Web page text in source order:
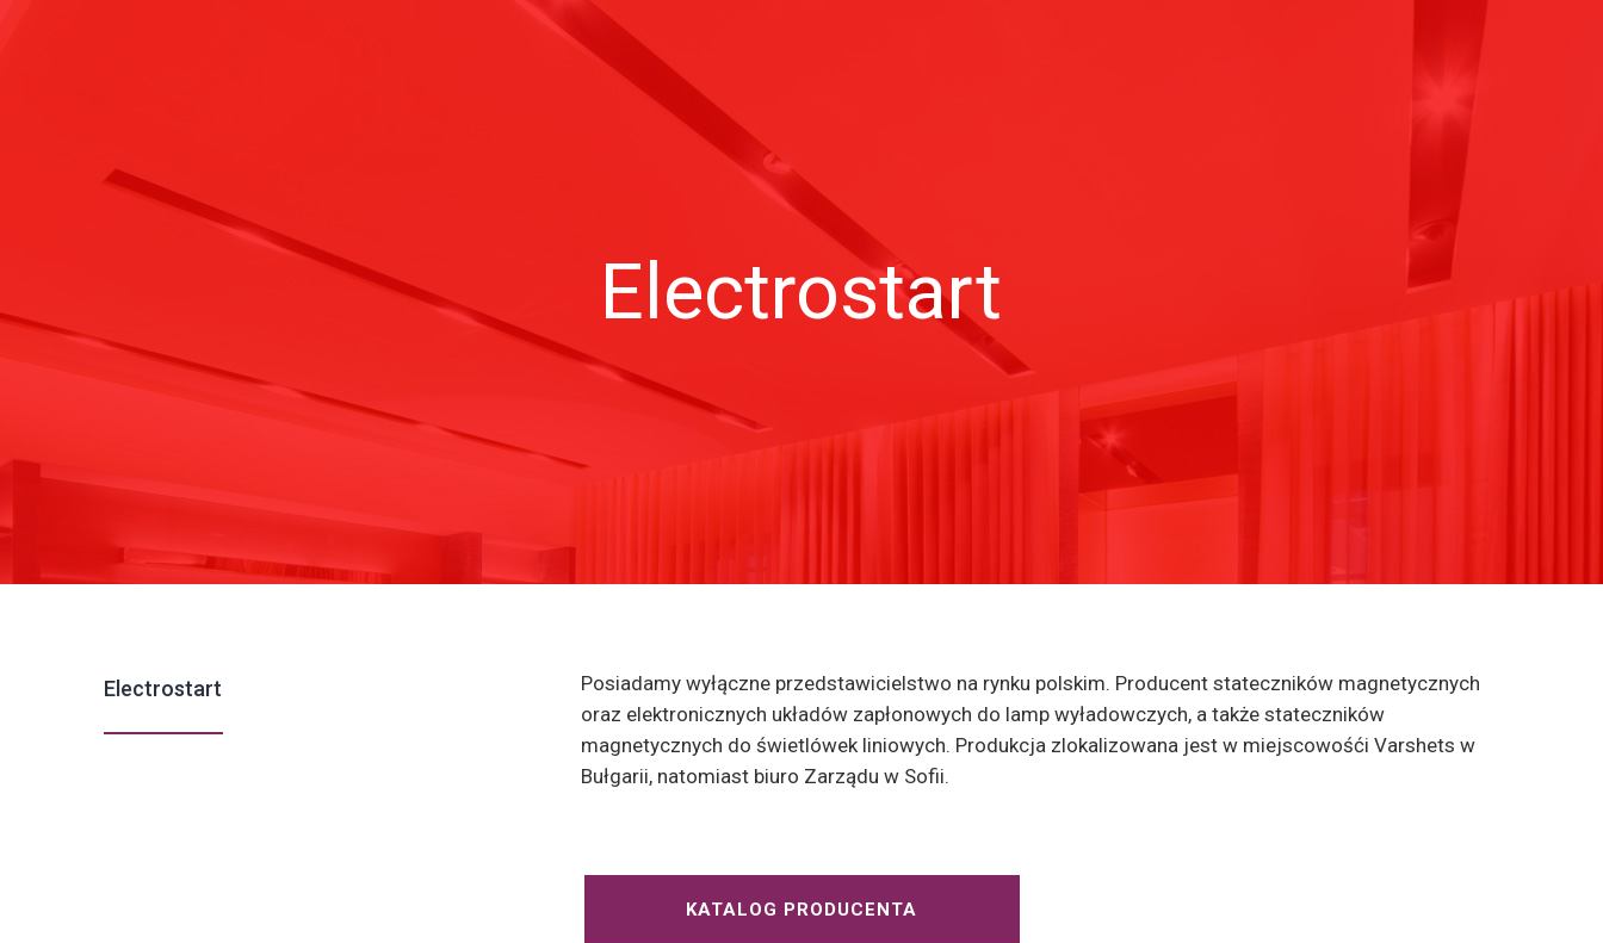
Electrostart
Electrostart
Posiadamy wyłączne przedstawicielstwo na rynku polskim. Producent stateczników magnetycznych
oraz elektronicznych układów zapłonowych do lamp wyładowczych, a także stateczników
magnetycznych do świetlówek liniowych. Produkcja zlokalizowana jest w miejscowośći Varshets w
Bułgarii, natomiast biuro Zarządu w Sofii.
KATALOG PRODUCENTA